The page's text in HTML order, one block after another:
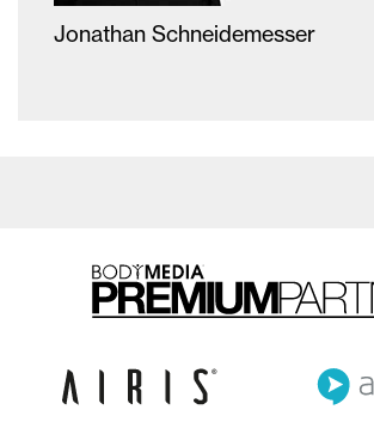
Jonathan Schneidemesser